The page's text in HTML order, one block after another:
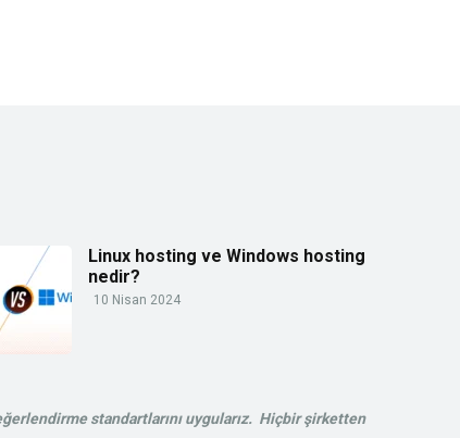
Linux hosting ve Windows hosting
nedir?
10 Nisan 2024
standartlarını uygularız. Hiçbir şirketten